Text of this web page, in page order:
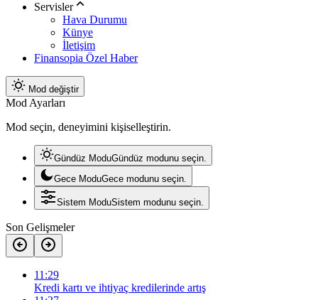
Servisler
Hava Durumu
Künye
İletişim
Finansopia Özel Haber
Mod değiştir
Mod Ayarları
Mod seçin, deneyimini kişiselleştirin.
Gündüz ModuGündüz modunu seçin.
Gece ModuGece modunu seçin.
Sistem ModuSistem modunu seçin.
Son Gelişmeler
11:29
Kredi kartı ve ihtiyaç kredilerinde artış